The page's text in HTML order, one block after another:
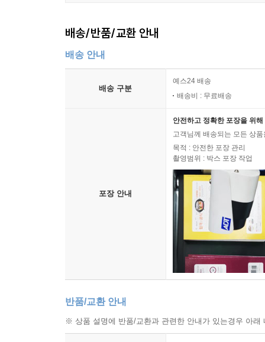
배송/반품/교환 안내
배송 안내
배송 구분
예스24 배송
배송비 : 무료배송
포장 안내
안전하고 정확한 포장을 위
고객님께 배송되는 모든 상
목적 : 안전한 포장 관리
촬영범위 : 박스 포장 작업
반품/교환 안내
※ 상품 설명에 반품/교환과 관련한 안내가 있는경우 아